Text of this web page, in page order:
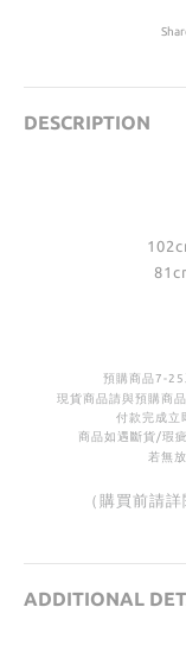
DESCRIPTION
預購商品7-25
現貨商品請與預購商
付款完成立
商品如遇斷貨/瑕疵
若無
（購買前請
ADDITIONAL